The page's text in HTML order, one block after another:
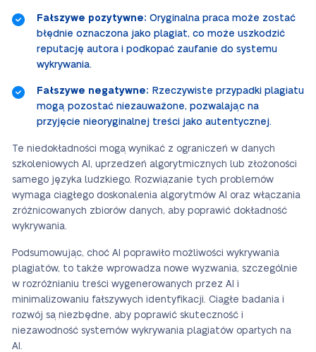
Fałszywe pozytywne: Oryginalna praca może zostać
błędnie oznaczona jako plagiat, co może uszkodzić
reputację autora i podkopać zaufanie do systemu
wykrywania.
Fałszywe negatywne: Rzeczywiste przypadki plagiatu
mogą pozostać niezauważone, pozwalając na
przyjęcie nieoryginalnej treści jako autentycznej.
Te niedokładności mogą wynikać z ograniczeń w danych
szkoleniowych AI, uprzedzeń algorytmicznych lub złożoności
samego języka ludzkiego. Rozwiązanie tych problemów
wymaga ciągłego doskonalenia algorytmów AI oraz włączania
zróżnicowanych zbiorów danych, aby poprawić dokładność
wykrywania.
Podsumowując, choć AI poprawiło możliwości wykrywania
plagiatów, to także wprowadza nowe wyzwania, szczególnie
w rozróżnianiu treści wygenerowanych przez AI i
minimalizowaniu fałszywych identyfikacji. Ciągłe badania i
rozwój są niezbędne, aby poprawić skuteczność i
niezawodność systemów wykrywania plagiatów opartych na
AI.